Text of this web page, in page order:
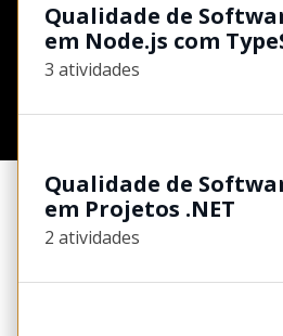
Qualidade de
em Node.js com
3 atividades
Qualidade de
em Projetos .NET
2 atividades